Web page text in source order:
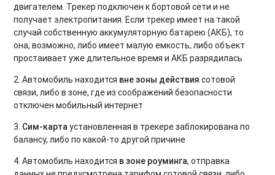
двигателем. Трекер подключен к бортовой сети и не
получает электропитания. Если трекер имеет на такой
случай собственную аккумуляторную батарею (АКБ), то
она, возможно, либо имеет малую емкость, либо объект
простаивает уже длительное время и АКБ разрядилась
2. Автомобиль находится вне зоны действия сотовой
связи, либо в зоне, где из соображений безопасности
отключен мобильный интернет
3. Сим-картаустановленная в трекере заблокирована по
балансу, либо по какой-то другой причине
4. Автомобиль находится в зоне роуминга, отправка